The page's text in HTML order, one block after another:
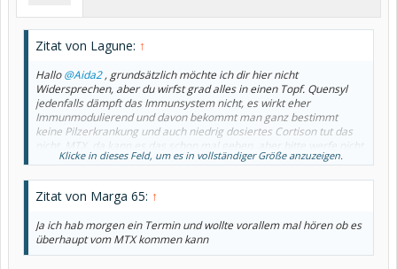
Zitat von Lagune: ↑
Hallo@Aida2, grundsätzlich möchte ich dir hier nicht
Widersprechen, aber du wirfst grad alles in einen Topf. Quensyl
jedenfalls dämpft das Immunsystem nicht, es wirkt eher
Immunmodulierend und davon bekommt man ganz bestimmt
keine Pilzerkrankung und auch niedrig dosiertes Cortison tut das
nicht. MTX, da kann es das schon mal geben, aber bitte werfe nicht
alles in einen Topf!
Klicke in dieses Feld, um es in vollständiger Größe anzuzeigen.
Zitat von Marga 65: ↑
Ja ich hab morgen ein Termin und wollte vorallem mal hören ob es
überhaupt vom MTX kommen kann